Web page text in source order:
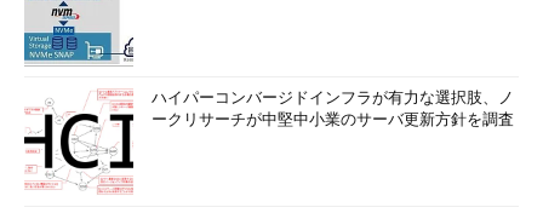
ハイパーコンバージドインフラが有力な選択肢、ノ
ークリサーチが中堅中小業のサーバ更新方針を調査